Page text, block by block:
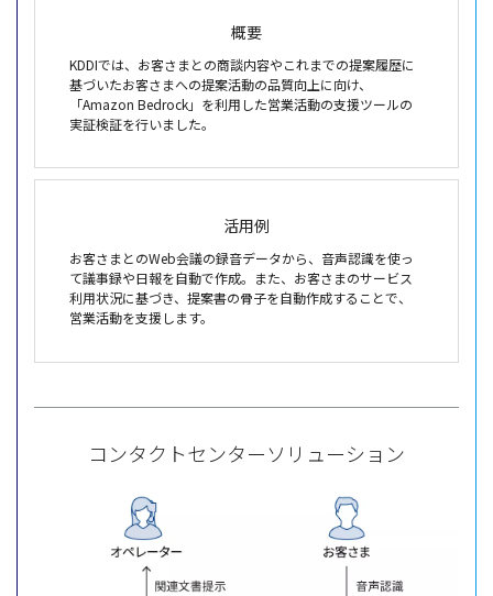
概要
KDDIでは、お客さまとの商談内容やこれまでの提案履歴に
基づいたお客さまへの提案活動の品質向上に向け、
「Amazon Bedrock」を利用した営業活動の支援ツールの
実証検証を行いました。
活用例
お客さまとのWeb会議の録音データから、音声認識を使っ
て議事録や日報を自動で作成。また、お客さまのサービス
利用状況に基づき、提案書の骨子を自動作成することで、
営業活動を支援します。
コンタクトセンターソリューション